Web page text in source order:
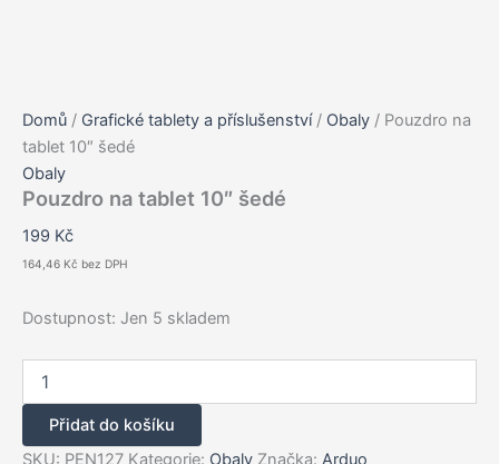
Domů / Grafické tablety a příslušenství/ Obaly / Pouzdro na
tablet 10″ šedé
Obaly
Pouzdro na tablet 10″ šedé
199 Kč
164,46 Kč bez DPH
Dostupnost: Jen 5 skladem
tablet
šedé
Přidat do košíku
SKU: PEN127 Kategorie: Obaly Značka: Arduo